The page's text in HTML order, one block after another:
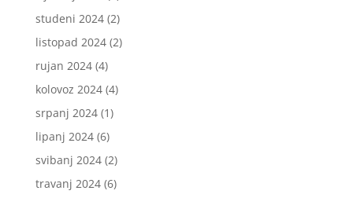
studeni 2024(2)
listopad 2024(2)
rujan 2024(4)
kolovoz 2024(4)
srpanj 2024(1)
lipanj 2024(6)
svibanj 2024(2)
travanj 2024(6)